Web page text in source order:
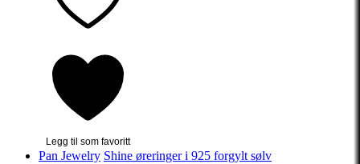
Legg til som favoritt
Pan Jewelry Shine øreringer i 925 forgylt sølv